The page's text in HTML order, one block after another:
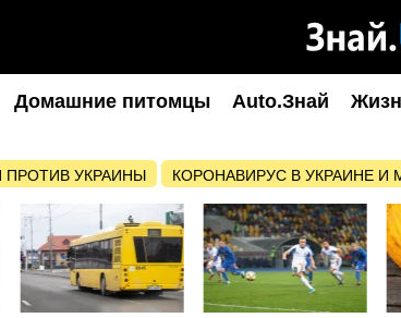
Домашние питомцы Auto.Знай
УКРАИНЫ КОРОНАВИРУС В УКРАИНЕ И